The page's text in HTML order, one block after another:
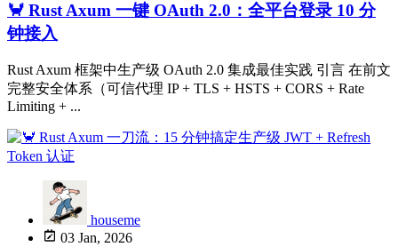
🦀 Rust Axum 一键 OAuth 2.0：全平台登录 10 分
钟接入
Rust Axum 框架中生产级 OAuth 2.0 集成最佳实践 引言 在前文
完整安全体系（可信代理 IP + TLS + HSTS + CORS + Rate
Limiting + ...
houseme
03 Jan, 2026